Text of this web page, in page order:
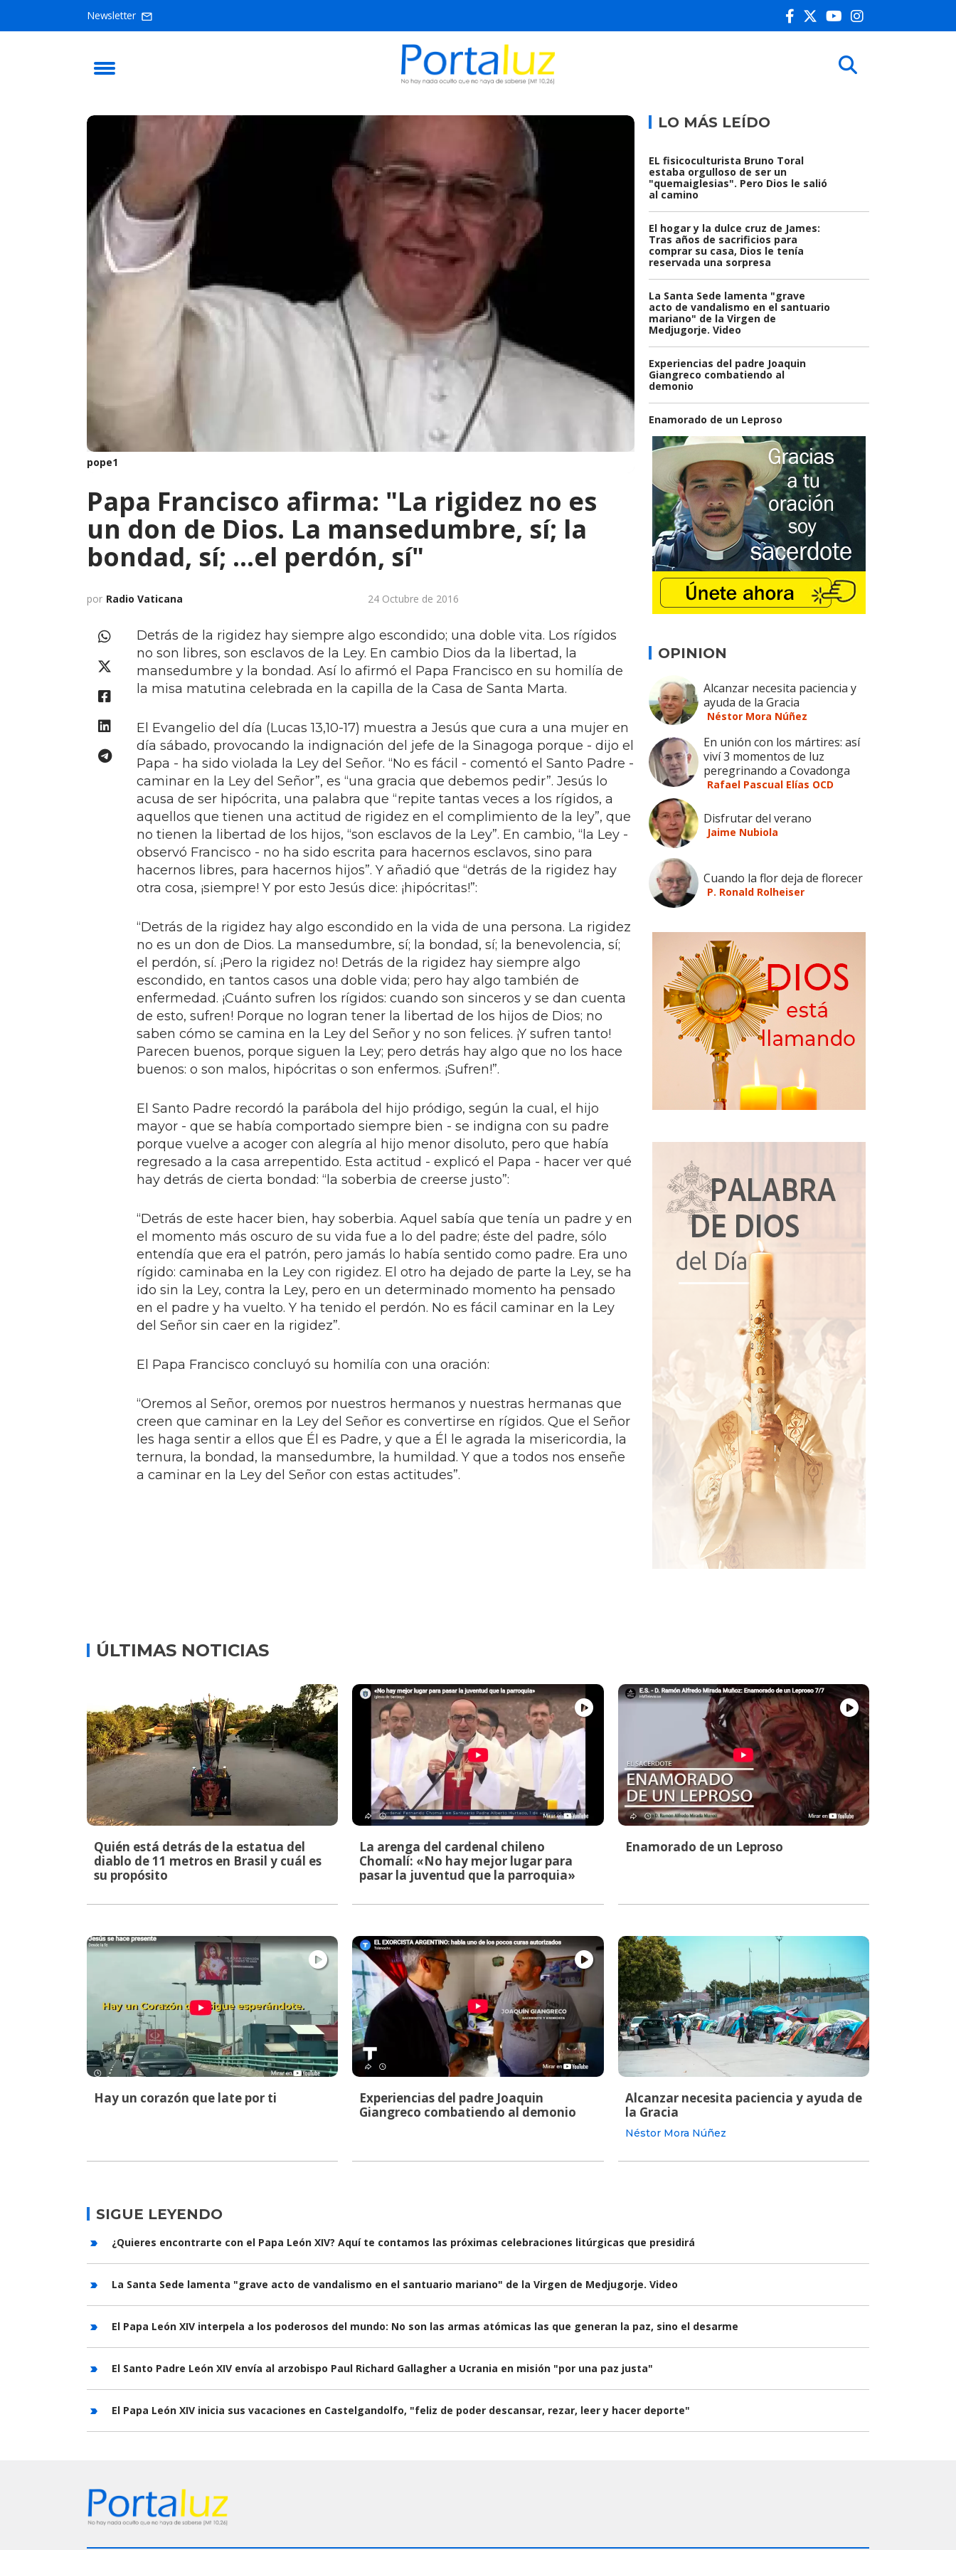
Newsletter
pope1
Papa Francisco afirma: "La rigidez no es
un don de Dios. La mansedumbre, sí; la
bondad, sí; ...el perdón, sí"
por Radio Vaticana 24 Octubre de 2016
Detrás de la rigidez hay siempre algo escondido; una doble vita. Los rígidos
no son libres, son esclavos de la Ley. En cambio Dios da la libertad, la
mansedumbre y la bondad. Así lo afirmó el Papa Francisco en su homilía de
la misa matutina celebrada en la capilla de la Casa de Santa Marta.
El Evangelio del día (Lucas 13,10-17) muestra a Jesús que cura a una mujer en
día sábado, provocando la indignación del jefe de la Sinagoga porque - dijo el
Papa - ha sido violada la Ley del Señor. “No es fácil - comentó el Santo Padre -
caminar en la Ley del Señor”, es “una gracia que debemos pedir”. Jesús lo
acusa de ser hipócrita, una palabra que “repite tantas veces a los rígidos, a
aquellos que tienen una actitud de rigidez en el complimiento de la ley”, que
no tienen la libertad de los hijos, “son esclavos de la Ley”. En cambio, “la Ley -
observó Francisco - no ha sido escrita para hacernos esclavos, sino para
hacernos libres, para hacernos hijos”. Y añadió que “detrás de la rigidez hay
otra cosa, ¡siempre! Y por esto Jesús dice: ¡hipócritas!”:
“Detrás de la rigidez hay algo escondido en la vida de una persona. La rigidez
no es un don de Dios. La mansedumbre, sí; la bondad, sí; la benevolencia, sí;
el perdón, sí. ¡Pero la rigidez no! Detrás de la rigidez hay siempre algo
escondido, en tantos casos una doble vida; pero hay algo también de
enfermedad. ¡Cuánto sufren los rígidos: cuando son sinceros y se dan cuenta
de esto, sufren! Porque no logran tener la libertad de los hijos de Dios; no
saben cómo se camina en la Ley del Señor y no son felices. ¡Y sufren tanto!
Parecen buenos, porque siguen la Ley; pero detrás hay algo que no los hace
buenos: o son malos, hipócritas o son enfermos. ¡Sufren!”.
El Santo Padre recordó la parábola del hijo pródigo, según la cual, el hijo
mayor - que se había comportado siempre bien - se indigna con su padre
porque vuelve a acoger con alegría al hijo menor disoluto, pero que había
regresado a la casa arrepentido. Esta actitud - explicó el Papa - hacer ver qué
hay detrás de cierta bondad: “la soberbia de creerse justo”:
“Detrás de este hacer bien, hay soberbia. Aquel sabía que tenía un padre y en
el momento más oscuro de su vida fue a lo del padre; éste del padre, sólo
entendía que era el patrón, pero jamás lo había sentido como padre. Era uno
rígido: caminaba en la Ley con rigidez. El otro ha dejado de parte la Ley, se ha
ido sin la Ley, contra la Ley, pero en un determinado momento ha pensado
en el padre y ha vuelto. Y ha tenido el perdón. No es fácil caminar en la Ley
del Señor sin caer en la rigidez”.
El Papa Francisco concluyó su homilía con una oración:
“Oremos al Señor, oremos por nuestros hermanos y nuestras hermanas que
creen que caminar en la Ley del Señor es convertirse en rígidos. Que el Señor
les haga sentir a ellos que Él es Padre, y que a Él le agrada la misericordia, la
ternura, la bondad, la mansedumbre, la humildad. Y que a todos nos enseñe
a caminar en la Ley del Señor con estas actitudes”.
LO MÁS LEÍDO
EL fisicoculturista Bruno Toral
estaba orgulloso de ser un
"quemaiglesias". Pero Dios le salió
al camino
El hogar y la dulce cruz de James:
Tras años de sacrificios para
comprar su casa, Dios le tenía
reservada una sorpresa
La Santa Sede lamenta "grave
acto de vandalismo en el santuario
mariano" de la Virgen de
Medjugorje. Video
Experiencias del padre Joaquin
Giangreco combatiendo al
demonio
Enamorado de un Leproso
OPINION
Alcanzar necesita paciencia y
ayuda de la Gracia
Néstor Mora Núñez
En unión con los mártires: así
viví 3 momentos de luz
peregrinando a Covadonga
Rafael Pascual Elías OCD
Disfrutar del verano
Jaime Nubiola
Cuando la flor deja de florecer
P. Ronald Rolheiser
ÚLTIMAS NOTICIAS
Quién está detrás de la estatua del
diablo de 11 metros en Brasil y cuál es
su propósito
La arenga del cardenal chileno
Chomalí: «No hay mejor lugar para
pasar la juventud que la parroquia»
Enamorado de un Leproso
Hay un corazón que late por ti
Experiencias del padre Joaquin
Giangreco combatiendo al demonio
Alcanzar necesita paciencia y ayuda de
la Gracia
Néstor Mora Núñez
SIGUE LEYENDO
¿Quieres encontrarte con el Papa León XIV? Aquí te contamos las próximas celebraciones litúrgicas que presidirá
La Santa Sede lamenta "grave acto de vandalismo en el santuario mariano" de la Virgen de Medjugorje. Video
El Papa León XIV interpela a los poderosos del mundo: No son las armas atómicas las que generan la paz, sino el desarme
El Santo Padre León XIV envía al arzobispo Paul Richard Gallagher a Ucrania en misión "por una paz justa"
El Papa León XIV inicia sus vacaciones en Castelgandolfo, "feliz de poder descansar, rezar, leer y hacer deporte"